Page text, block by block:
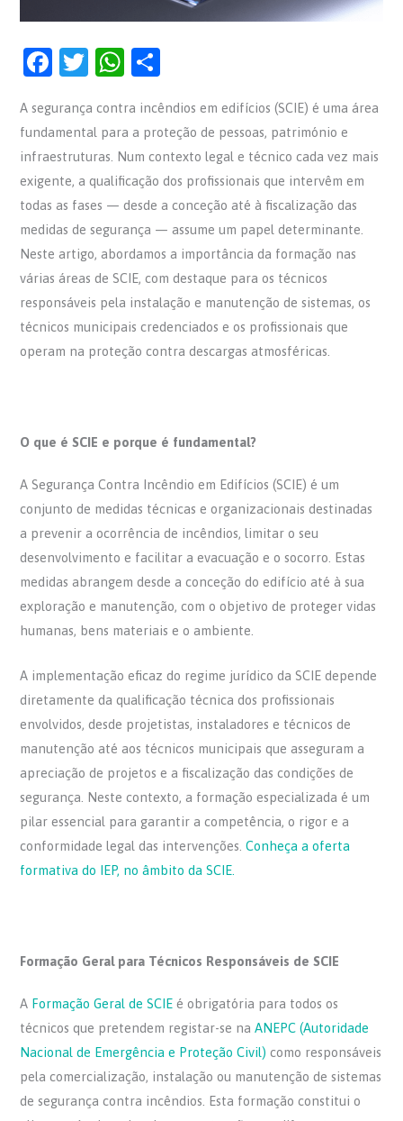
F
c
e
b
o
o
k
T
itt
er
W
at
s
A
p
p
ar
e
A segurança contra incêndios em edifícios (SCIE) é uma área
fundamental para a proteção de pessoas, património e
infraestruturas. Num contexto legal e técnico cada vez mais
exigente, a qualificação dos profissionais que intervêm em
todas as fases — desde a conceção até à fiscalização das
medidas de segurança — assume um papel determinante.
Neste artigo, abordamos a importância da formação nas
várias áreas de SCIE, com destaque para os técnicos
responsáveis pela instalação e manutenção de sistemas, os
técnicos municipais credenciados e os profissionais que
operam na proteção contra descargas atmosféricas.
O que é SCIE e porque é fundamental?
A Segurança Contra Incêndio em Edifícios (SCIE) é um
conjunto de medidas técnicas e organizacionais destinadas
a prevenir a ocorrência de incêndios, limitar o seu
desenvolvimento e facilitar a evacuação e o socorro. Estas
medidas abrangem desde a conceção do edifício até à sua
exploração e manutenção, com o objetivo de proteger vidas
humanas, bens materiais e o ambiente.
A implementação eficaz do regime jurídico da SCIE depende
diretamente da qualificação técnica dos profissionais
envolvidos, desde projetistas, instaladores e técnicos de
manutenção até aos técnicos municipais que asseguram a
apreciação de projetos e a fiscalização das condições de
segurança. Neste contexto, a formação especializada é um
pilar essencial para garantir a competência, o rigor e a
conformidade legal das intervenções.Conheça a oferta
formativa do IEP, no âmbito da SCIE.
Formação Geral para Técnicos Responsáveis de SCIE
A Formação Geral de SCIE é obrigatória para todos os
técnicos que pretendem registar-se naANEPC (Autoridade
Nacional de Emergência e Proteção Civil) como responsáveis
pela comercialização, instalação ou manutenção de sistemas
de segurança contra incêndios. Esta formação constitui o